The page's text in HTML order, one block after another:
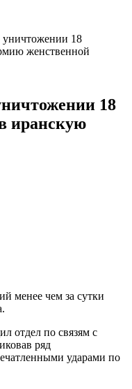
18
женственной
18
иранскую
менее чем за сутки
отдел по связям с
ряд
ударами по